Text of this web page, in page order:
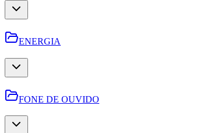
ENERGIA
FONE DE OUVIDO